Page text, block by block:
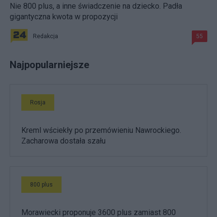
Nie 800 plus, a inne świadczenie na dziecko. Padła
gigantyczna kwota w propozycji
Redakcja 55
Najpopularniejsze
Rosja
Kreml wściekły po przemówieniu Nawrockiego.
Zacharowa dostała szału
800 plus
Morawiecki proponuje 3600 plus zamiast 800